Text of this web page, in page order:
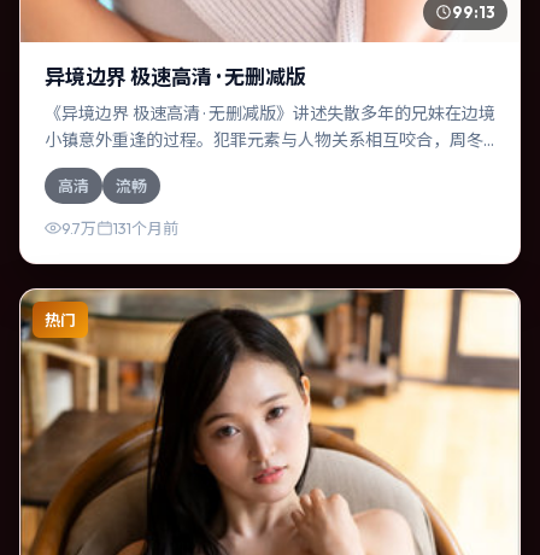
99:13
异境边界 极速高清 · 无删减版
《异境边界 极速高清 · 无删减版》讲述失散多年的兄妹在边境
小镇意外重逢的过程。犯罪元素与人物关系相互咬合，周冬
雨、胡歌的对手戏尤为出彩。导演杜琪峰善于在长镜头中积
蓄张力，本片亦在意大利实地取景，增强真实质感。
高清 流畅
9.7万 131个月前
热门